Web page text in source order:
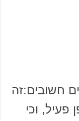
חשובים:זה
וכי